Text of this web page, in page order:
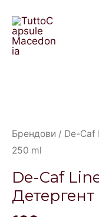
content
Брендови / De-Caf
250 ml
De-Caf